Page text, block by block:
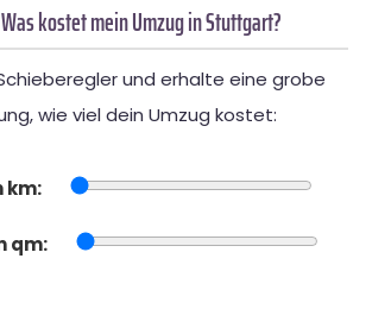
kostet mein Umzug in Stuttgart?
und erhalte eine grobe
wie viel dein Umzug kostet:
km:
qm: